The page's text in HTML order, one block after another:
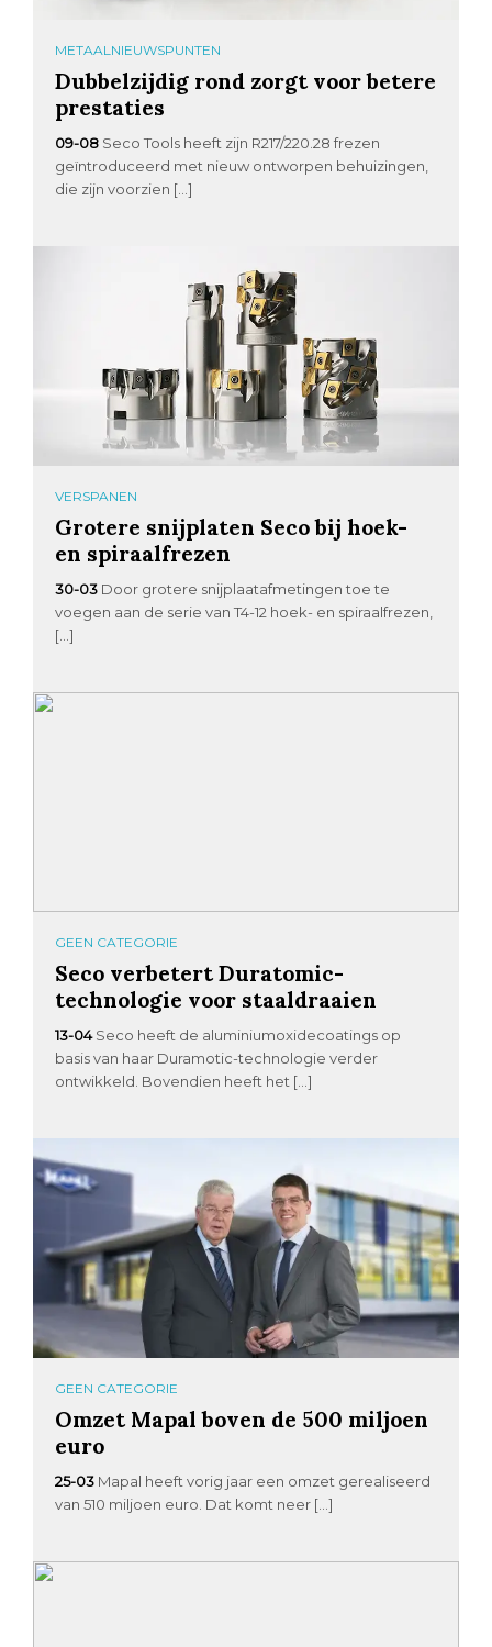
METAALNIEUWSPUNTEN
Dubbelzijdig rond zorgt voor betere
prestaties
09-08 Seco Tools heeft zijn R217/220.28 frezen
geïntroduceerd met nieuw ontworpen behuizingen,
die zijn voorzien […]
VERSPANEN
Grotere snijplaten Seco bij hoek-
en spiraalfrezen
30-03 Door grotere snijplaatafmetingen toe te
voegen aan de serie van T4-12 hoek- en spiraalfrezen,
[…]
GEEN CATEGORIE
Seco verbetert Duratomic-
technologie voor staaldraaien
13-04 Seco heeft de aluminiumoxidecoatings op
basis van haar Duramotic-technologie verder
ontwikkeld. Bovendien heeft het […]
GEEN CATEGORIE
Omzet Mapal boven de 500 miljoen
euro
25-03 Mapal heeft vorig jaar een omzet gerealiseerd
van 510 miljoen euro. Dat komt neer […]